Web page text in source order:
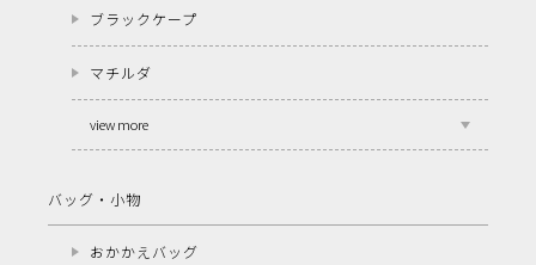
ブラックケープ
マチルダ
view more
バッグ・小物
おかかえバッグ